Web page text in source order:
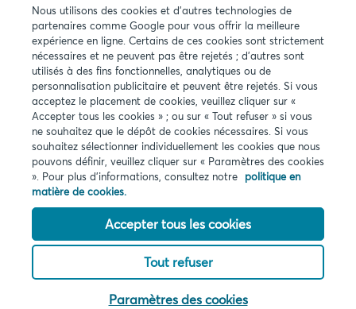
Vous avez des questions ?
Questions fréquentes
Infos légales
Privacy
Cookies
PSD2
Accessibilité
© 2026 Keytrade bank, succursale belge d'Arkéa Direct Bank SA (France),
filiale du Crédit Mutuel Arkéa
Nous utilisons des cookies et d'autres technologies de
partenaires comme Google pour vous offrir la meilleure
expérience en ligne. Certains de ces cookies sont strictement
nécessaires et ne peuvent pas être rejetés ; d'autres sont
utilisés à des fins fonctionnelles, analytiques ou de
personnalisation publicitaire et peuvent être rejetés. Si vous
acceptez le placement de cookies, veuillez cliquer sur «
Accepter tous les cookies » ; ou sur « Tout refuser » si vous
ne souhaitez que le dépôt de cookies nécessaires. Si vous
souhaitez sélectionner individuellement les cookies que nous
pouvons définir, veuillez cliquer sur « Paramètres des cookies
». Pour plus d'informations, consultez notre politique en
matière de cookies.
Accepter tous les cookies
Tout refuser
Paramètres des cookies